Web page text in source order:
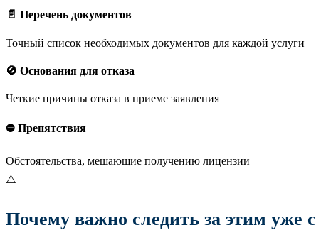
📄 Перечень документов
Точный список необходимых документов для каждой услуги
🚫 Основания для отказа
Четкие причины отказа в приеме заявления
⛔ Препятствия
Обстоятельства, мешающие получению лицензии
⚠️
Почему важно следить за этим уже